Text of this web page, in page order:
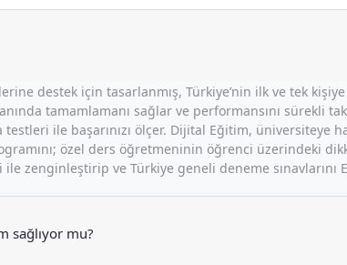
destek için tasarlanmış, Türkiye’nin ilk ve tek
tamamlamanı sağlar ve performansını sürekli
ile başarınızı ölçer. Dijital Eğitim, üniversiteye
özel ders öğretmeninin öğrenci üzerindeki
zenginleştirip ve Türkiye geneli deneme sınavlarını
sağlıyor mu?